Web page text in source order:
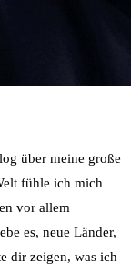
über meine große
fühle ich mich
vor allem
es, neue Länder,
dir zeigen, was ich